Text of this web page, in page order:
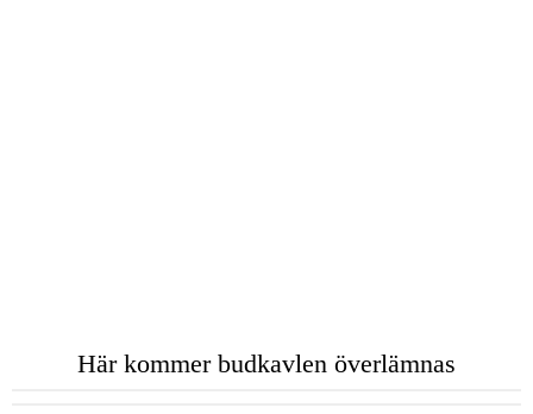
Här kommer budkavlen överlämnas